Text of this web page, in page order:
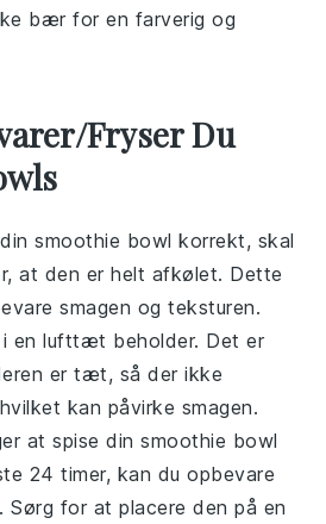
bær for en farverig og
Fryser Du
dinsmoothie bowl korrekt, skal
at den er helt afkølet. Dette
smagen og teksturen.
i en lufttæt beholder. Det er
er tæt, så der ikke
kan påvirke smagen.
at spise dinsmoothie bowl
24 timer, kan du opbevare
Sørg for at placere den på en